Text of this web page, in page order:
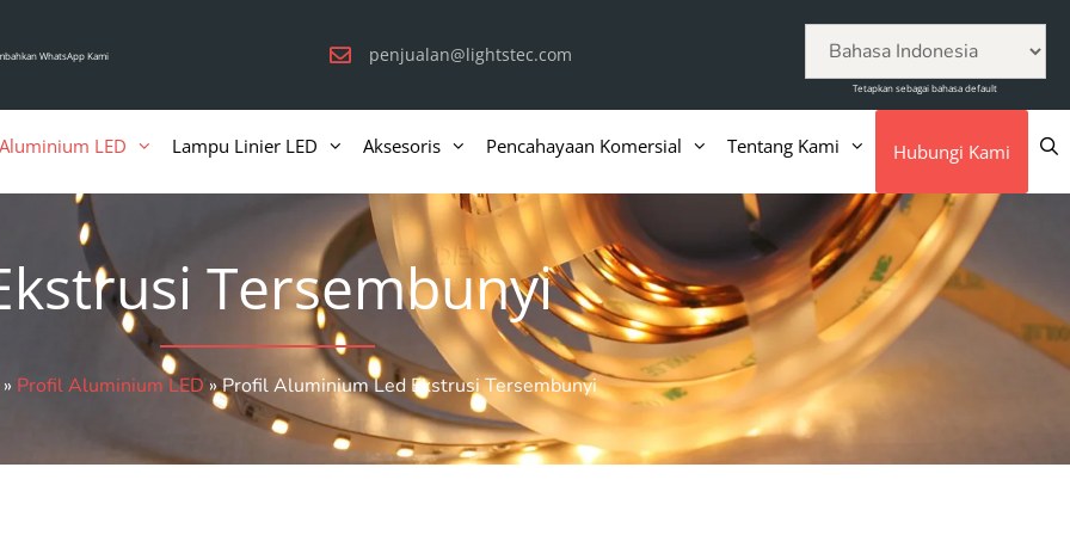
WhatsApp Kami penjualan@lightstec.com
Tetapkan sebagai bahasa default
LED Lampu Linier LED Aksesoris Pencahayaan Komersial Tentang Kami Hubungi Kami
Tersembunyi
» Profil Aluminium LED »Profil Aluminium Led Ekstrusi Tersembunyi